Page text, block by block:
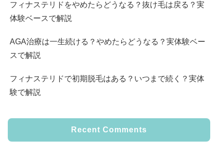
フィナステリドをやめたらどうなる？抜け毛は戻る？実
体験ベースで解説
AGA治療は一生続ける？やめたらどうなる？実体験ベー
スで解説
フィナステリドで初期脱毛はある？いつまで続く？実体
験で解説
Recent Comments